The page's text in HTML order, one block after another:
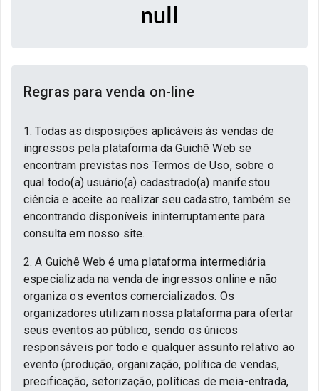
null
Regras para venda on-line
1. Todas as disposições aplicáveis às vendas de
ingressos pela plataforma da Guichê Web se
encontram previstas nos Termos de Uso, sobre o
qual todo(a) usuário(a) cadastrado(a) manifestou
ciência e aceite ao realizar seu cadastro, também se
encontrando disponíveis ininterruptamente para
consulta em nosso site.
2. A Guichê Web é uma plataforma intermediária
especializada na venda de ingressos online e não
organiza os eventos comercializados. Os
organizadores utilizam nossa plataforma para ofertar
seus eventos ao público, sendo os únicos
responsáveis por todo e qualquer assunto relativo ao
evento (produção, organização, política de vendas,
precificação, setorização, políticas de meia-entrada,